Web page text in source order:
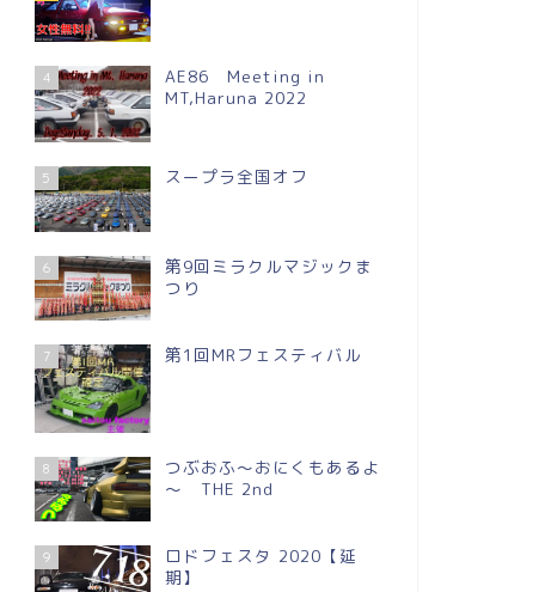
4
AE86 Meeting in
MT,Haruna 2022
5 スープラ全国オフ
6
第9回ミラクルマジックま
つり
7 第1回MRフェスティバル
8
つぶおふ～おにくもあるよ
～ THE 2nd
9
ロドフェスタ 2020【延
期】